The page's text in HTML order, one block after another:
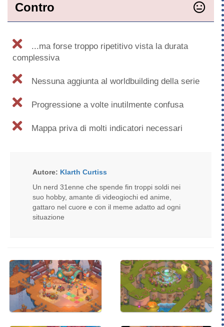
Contro
...ma forse troppo ripetitivo vista la durata
complessiva
Nessuna aggiunta al worldbuilding della serie
Progressione a volte inutilmente confusa
Mappa priva di molti indicatori necessari
Autore: Klarth Curtiss
Un nerd 31enne che spende fin troppi soldi nei
suo hobby, amante di videogiochi ed anime,
gattaro nel cuore e con il meme adatto ad ogni
situazione